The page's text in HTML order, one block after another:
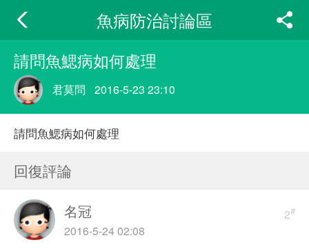
魚病防治討論區
請問魚鰓病如何處理
君莫問 2016-5-23 23:10
請問魚鰓病如何處理
回復評論
2#
名冠
2016-5-24 02:08